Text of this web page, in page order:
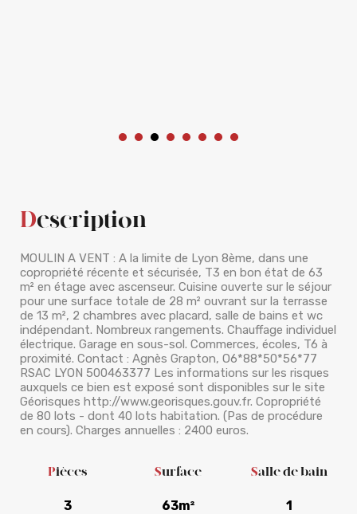
Description
MOULIN A VENT : A la limite de Lyon 8ème, dans une
copropriété récente et sécurisée, T3 en bon état de 63
m² en étage avec ascenseur. Cuisine ouverte sur le séjour
pour une surface totale de 28 m² ouvrant sur la terrasse
de 13 m², 2 chambres avec placard, salle de bains et wc
indépendant. Nombreux rangements. Chauffage individuel
électrique. Garage en sous-sol. Commerces, écoles, T6 à
proximité. Contact : Agnès Grapton, O6*88*50*56*77
RSAC LYON 500463377 Les informations sur les risques
auxquels ce bien est exposé sont disponibles sur le site
Géorisques http://www.georisques.gouv.fr. Copropriété
de 80 lots - dont 40 lots habitation. (Pas de procédure
en cours). Charges annuelles : 2400 euros.
Pièces
3
Surface
63m²
Salle de bain
1